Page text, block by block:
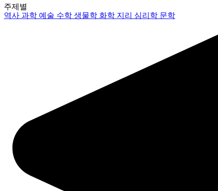
주제별
역사과학 예술 수학생물학 화학 지리 심리학 문학